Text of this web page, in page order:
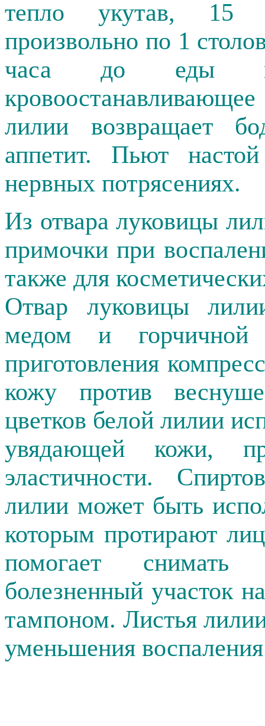
тепло укутав, 15
произвольно по 1
часа до еды
лилии возвращает
аппетит. Пьют
нервных потрясениях.
Из отвара луковицы
примочки при
также для
Отвар луковицы
медом и горчичной
приготовления
кожу против
цветков белой лилии
увядающей кожи,
эластичности.
лилии может быть
которым протирают
помогает
болезненный участок
тампоном. Листья
уменьшения